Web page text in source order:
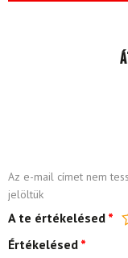
Az e-mail címet nem
jelöltük
A te értékelésed *
Értékelésed *